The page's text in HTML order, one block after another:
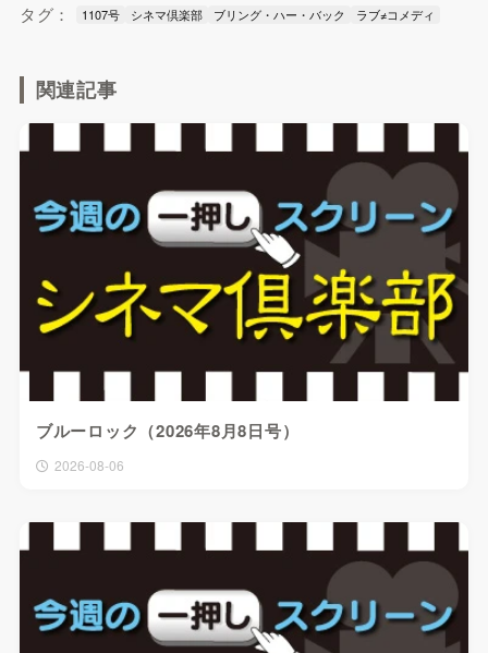
タグ： 1107号 シネマ倶楽部 ブリング・ハー・バック ラブ≠コメディ
関連記事
ブルーロック（2026年8月8日号）
2026-08-06